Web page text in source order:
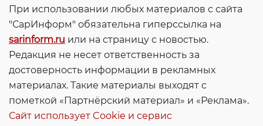
При использовании любых материалов с сайта
"СарИнформ" обязательна гиперссылка на
sarinform.ru или на страницу с новостью.
Редакция не несет ответственность за
достоверность информации в рекламных
материалах. Такие материалы выходят с
пометкой «Партнёрский материал» и «Реклама».
Сайт использует Cookie и сервиc